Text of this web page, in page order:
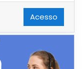
Acesso